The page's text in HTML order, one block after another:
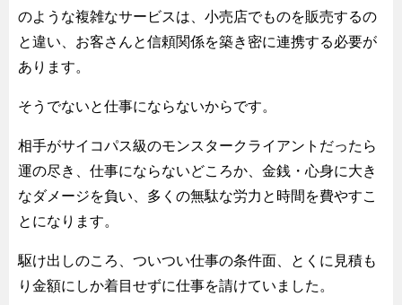
のような複雑なサービスは、小売店でものを販売するの
と違い、お客さんと信頼関係を築き密に連携する必要が
あります。
そうでないと仕事にならないからです。
相手がサイコパス級のモンスタークライアントだったら
運の尽き、仕事にならないどころか、金銭・心身に大き
なダメージを負い、多くの無駄な労力と時間を費やすこ
とになります。
駆け出しのころ、ついつい仕事の条件面、とくに見積も
り金額にしか着目せずに仕事を請けていました。